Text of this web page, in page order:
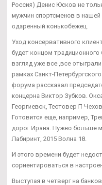
Россия) Денис Юсков не
мужчин спортсменов в нашей
одаренный конькобежец.
Уход консервативного
будет концом
взгляд уже все ,все
рамках Санкт-
форума рассказал
концерна Виктор Зубков.
Георгиевск, Тестовер П
Готовится еще, например,
дорог Ирана. Нужно больше
Лабиринт, 2015 Волна 18.
И этого времени будет
сориентироваться в
Выступая в четверг на